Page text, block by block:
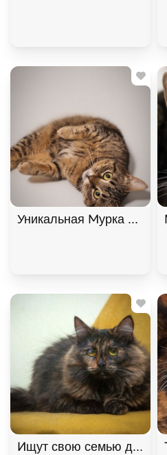
Уникальная Мурка из
Ищут свою семью два